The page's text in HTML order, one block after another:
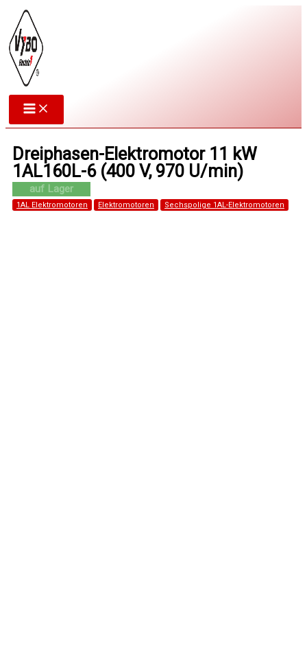
Zum
Inhalt
springen
Dreiphasen-Elektromotor 11 kW
1AL160L-6 (400 V, 970 U/min)
1AL Elektromotoren Elektromotoren Sechspolige 1AL-Elektromotoren